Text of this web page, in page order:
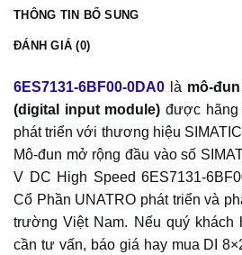
THÔNG TIN BỔ SUNG
ĐÁNH GIÁ (0)
6ES7131-6BF00-0DA0 là mô-
(digital input module) được hãng
phát triển với thương hiệu
Mô-đun mở rộng đầu vào số
V DC High Speed 6ES7131-
Cổ Phần UNATRO phát triển và
trường Việt Nam. Nếu quý khách
cần tư vấn, báo giá hay mua DI